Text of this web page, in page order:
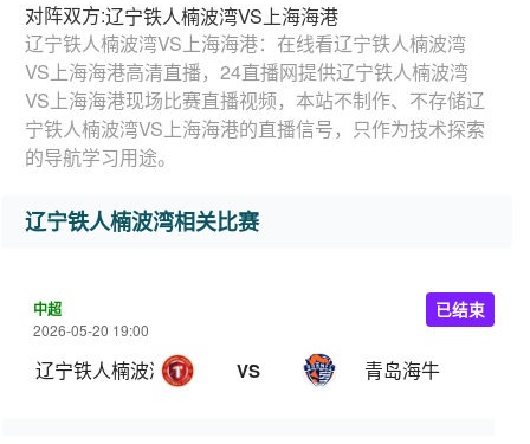
对阵双方:辽宁铁人楠波湾VS上海海港
辽宁铁人楠波湾VS上海海港：在线看辽宁铁人楠波湾
VS上海海港高清直播，24直播网提供辽宁铁人楠波湾
VS上海海港现场比赛直播视频，本站不制作、不存储辽
宁铁人楠波湾VS上海海港的直播信号，只作为技术探索
的导航学习用途。
辽宁铁人楠波湾相关比赛
中超
2026-05-20 19:00
辽宁铁人楠波湾 VS 青岛海牛
已结束